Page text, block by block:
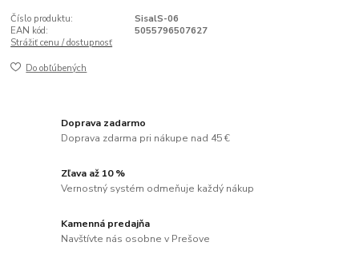
Číslo produktu:
SisalS-06
EAN kód:
5055796507627
Strážiť cenu / dostupnosť
Do obľúbených
Doprava zadarmo
Doprava zdarma pri nákupe nad 45 €
Zľava až 10 %
Vernostný systém odmeňuje každý nákup
Kamenná predajňa
Navštívte nás osobne v Prešove